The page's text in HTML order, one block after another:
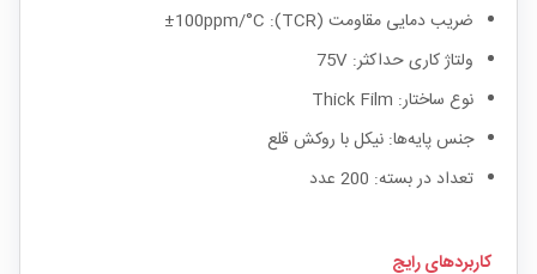
ضریب دمایی مقاومت (TCR): ±100ppm/°C
ولتاژ کاری حداکثر: 75V
نوع ساختار: Thick Film
جنس پایه‌ها: نیکل با روکش قلع
تعداد در بسته: 200 عدد
کاربردهای رایج